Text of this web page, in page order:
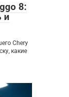
8:
и
Chery
какие